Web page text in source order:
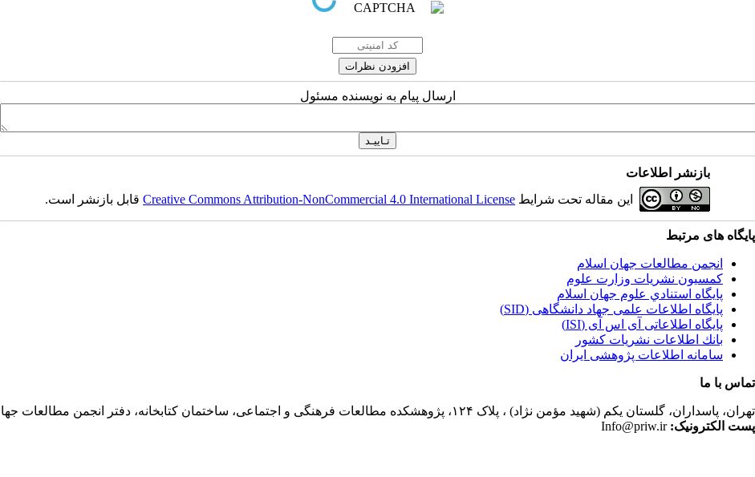
ارسال پیام به نویسنده مسئول
بازنشر اطلاعات
این مقاله تحت شرایط Creative Commons Attribution-NonCommercial 4.0 International Licenseقابل بازنشر است.
پایگاه های مرتبط
انجمن مطالعات جهان اسلام
کمسیون نشریات وزارت علوم
پايگاه استنادي علوم جهان اسلام
پایگاه اطلاعات علمی جهاد دانشگاهی (SID)
پایگاه اطلاعاتی آی اس آی (ISI)
بانك اطلاعات نشريات كشور
سامانه اطلاعات پژوهشی ایران
تماس با ما
تهران، پاسداران، گلستان یکم (شهید مؤمن نژاد) ، پلاک ۱۲۴، پژوهشکده مطالعات فرهنگی و اجتماعی، ساختمان کتابخانه، دفتر انجمن مطالعات جهان اسلام، فصلنامه پژوهشهای سیاسی جهان اسلام
پست الکترونیک:Info@priw.ir